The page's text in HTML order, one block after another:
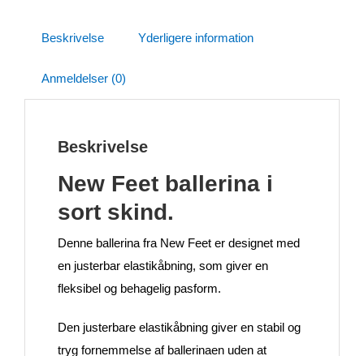
Beskrivelse Yderligere information
Anmeldelser (0)
Beskrivelse
New Feet ballerina i
sort skind.
Denne ballerina fra New Feet er designet med
en justerbar elastikåbning, som giver en
fleksibel og behagelig pasform.
Den justerbare elastikåbning giver en stabil og
tryg fornemmelse af ballerinaen uden at